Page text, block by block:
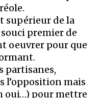
supérieur de la
premier de
oeuvrer pour que
partisanes,
l’opposition mais
oui…) pour mettre